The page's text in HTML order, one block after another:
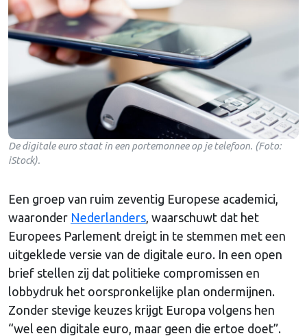
De digitale euro staat in een portemonnee op je telefoon. (Foto:
iStock).
Een groep van ruim zeventig Europese academici,
waaronder Nederlanders , waarschuwt dat het
Europees Parlement dreigt in te stemmen met een
uitgeklede versie van de digitale euro. In een open
brief stellen zij dat politieke compromissen en
lobbydruk het oorspronkelijke plan ondermijnen.
Zonder stevige keuzes krijgt Europa volgens hen
“wel een digitale euro, maar geen die ertoe doet”.